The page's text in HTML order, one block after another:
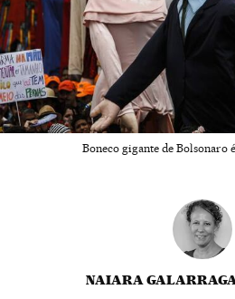
Boneco gigante de Bolsonaro
NAIARA